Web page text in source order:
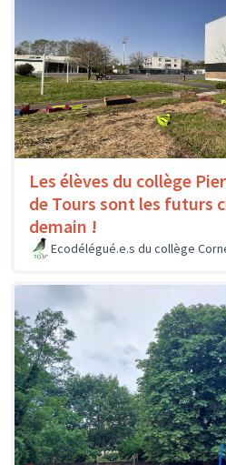
Les élèves du collège
de Tours sont les futurs
demain !
Ecodélégué.e.s du collège